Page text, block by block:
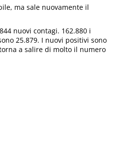
ma sale nuovamente il
nuovi contagi. 162.880 i
25.879. I nuovi positivi sono
a salire di molto il numero